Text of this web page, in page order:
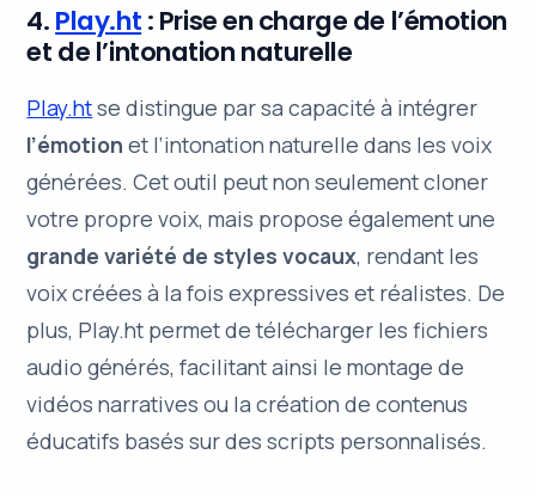
4.Play.ht: Prise en charge de l’émotion
et de l’intonation naturelle
Play.htse distingue par sa capacité à intégrer
l’émotion et l’intonation naturelle dans les voix
générées. Cet outil peut non seulement cloner
votre propre voix, mais propose également une
grande variété de styles vocaux, rendant les
voix créées à la fois expressives et réalistes. De
plus, Play.ht permet de télécharger les fichiers
audio générés, facilitant ainsi le montage de
vidéos narratives ou la création de contenus
éducatifs basés sur des scripts personnalisés.